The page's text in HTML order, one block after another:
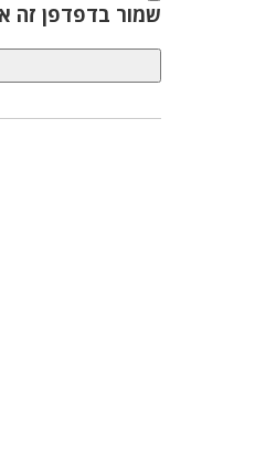
שמור בדפדפן זה